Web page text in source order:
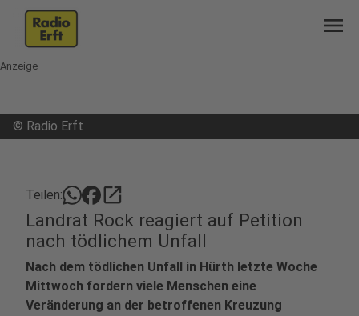
menu
Anzeige
© Radio Erft
Teilen: open_in_new
Landrat Rock reagiert auf Petition
nach tödlichem Unfall
Nach dem tödlichen Unfall in Hürth letzte Woche
Mittwoch fordern viele Menschen eine
Veränderung an der betroffenen Kreuzung